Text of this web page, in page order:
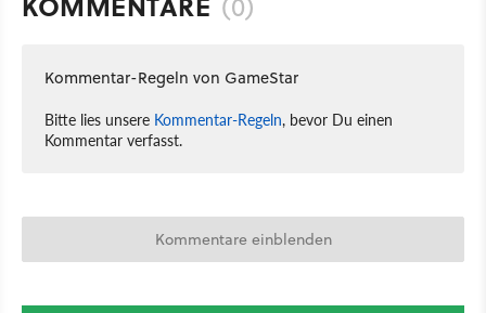
Kommentar-Regeln von GameStar
Bitte lies unsere Kommentar-Regeln, bevor Du einen
Kommentar verfasst.
Kommentare einblenden